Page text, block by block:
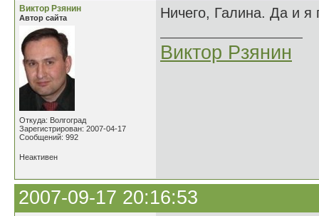
Виктор Рзянин
Автор сайта
Откуда: Волгоград
Зарегистрирован: 2007-04-17
Сообщений: 992
Ничего, Галина. Да и я
Виктор Рзянин
Неактивен
2007-09-17 20:16:53